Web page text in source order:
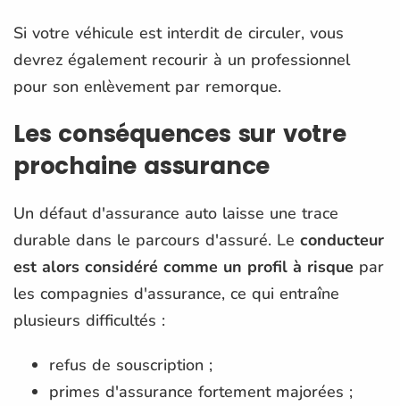
Si votre véhicule est interdit de circuler, vous
devrez également recourir à un professionnel
pour son enlèvement par remorque.
Les conséquences sur votre
prochaine assurance
Un défaut d'assurance auto laisse une trace
durable dans le parcours d'assuré. Le conducteur
est alors considéré comme un profil à risque par
les compagnies d'assurance, ce qui entraîne
plusieurs difficultés :
refus de souscription ;
primes d'assurance fortement majorées ;